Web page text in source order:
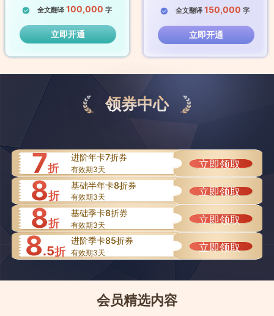
全文翻译 100,000 字
立即开通
全文翻译 150,000 字
立即开通
领券中心
7折
进阶年卡7折券
有效期3天 立即领取
8折
基础半年卡8折券
有效期3天 立即领取
8折
基础季卡8折券
有效期3天 立即领取
8.5折
进阶季卡85折券
有效期3天 立即领取
会员精选内容